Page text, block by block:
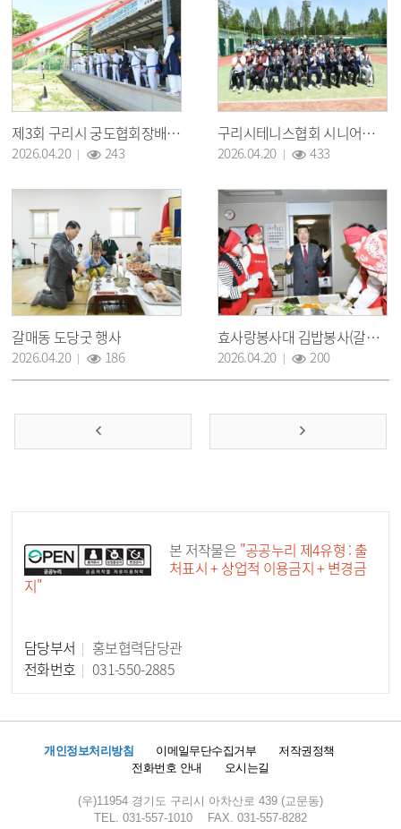
제3회 구리시 궁도협회장배 궁도대회
2026.04.20 243
구리시테니스협회 시니어연맹 창단식
2026.04.20 433
갈매동 도당굿 행사
2026.04.20 186
효사랑봉사대 김밥봉사(갈매동 아이파크 경로당)
2026.04.20 200
본 저작물은 "공공누리 제4유형 : 출
처표시 + 상업적 이용금지 + 변경금
지"
담당부서
홍보협력담당관
전화번호
031-550-2885
개인정보처리방침 이메일무단수집거부
저작권정책
전화번호 안내
오시는길
(우)11954 경기도 구리시 아차산로 439 (교문동)
TEL. 031-557-1010
FAX. 031-557-8282